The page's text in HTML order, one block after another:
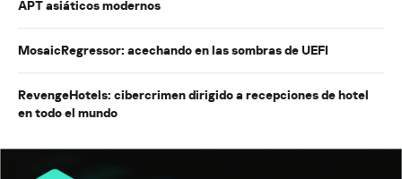
APT asiáticos modernos
MosaicRegressor: acechando en las sombras de UEFI
RevengeHotels: cibercrimen dirigido a recepciones de hotel
en todo el mundo